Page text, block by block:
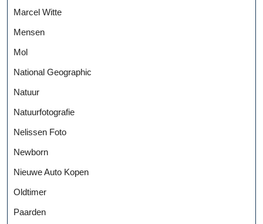
Marcel Witte
Mensen
Mol
National Geographic
Natuur
Natuurfotografie
Nelissen Foto
Newborn
Nieuwe Auto Kopen
Oldtimer
Paarden